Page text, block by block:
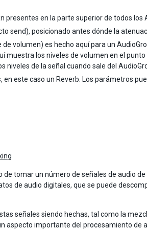
presentes en la parte superior de todos los
send), posicionado antes dónde la
volumen) es hecho aquí para un
muestra los niveles de volumen en el
niveles de la señal cuando sale del
este caso un Reverb. Los parámetros
de tomar un número de señales de audio
de audio digitales, que se puede
señales siendo hechas, tal como la
aspecto importante del procesamiento de